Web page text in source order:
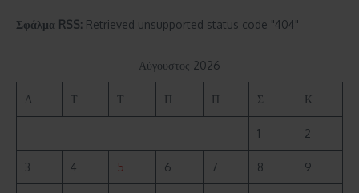
Σφάλμα RSS: Retrieved unsupported status code "404"
Αύγουστος 2026
Δ Τ Τ Π Π Σ Κ
1 2
3 4 5 6 7 8 9